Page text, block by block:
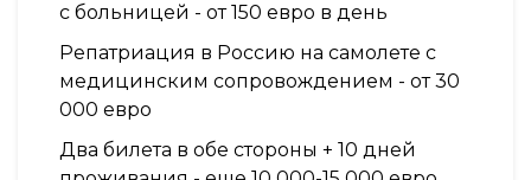
с больницей - от 150 евро в день
Репатриация в Россию на самолете с
медицинским сопровождением - от 30
000 евро
Два билета в обе стороны + 10 дней